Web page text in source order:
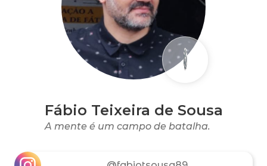
Fábio Teixeira de Sousa
A mente é um campo de batalha.